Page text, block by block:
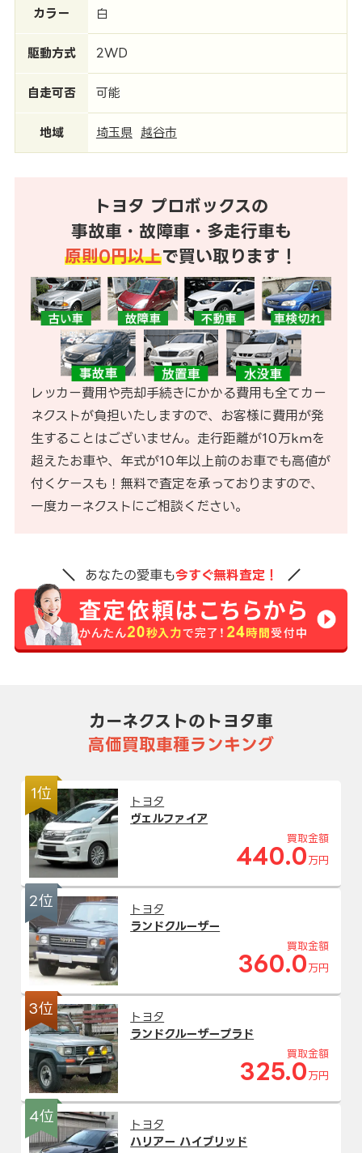
カラー 白
駆動方式 2WD
自走可否 可能
地域 埼玉県 越谷市
トヨタ プロボックスの
事故車・故障車・多走行車も
原則0円以上で買い取ります！
レッカー費用や売却手続きにかかる費用も全てカー
ネクストが負担いたしますので、お客様に費用が発
生することはございません。走行距離が10万kmを
超えたお車や、年式が10年以上前のお車でも高値が
付くケースも！無料で査定を承っておりますので、
一度カーネクストにご相談ください。
あなたの愛車も今すぐ無料査定！
カーネクストのトヨタ車
高価買取車種ランキング
1位
トヨタ
ヴェルファイア
買取金額
440.0 万円
2位
トヨタ
ランドクルーザー
買取金額
360.0 万円
3位
トヨタ
ランドクルーザープラド
買取金額
325.0 万円
4位
トヨタ
ハリアー ハイブリッド